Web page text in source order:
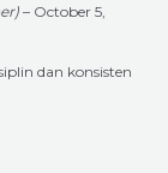
– October 5,
dan konsisten